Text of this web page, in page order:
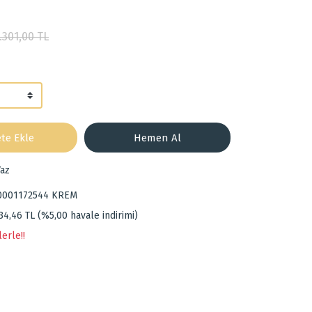
TL
Ekle Hemen Al
KREM
TL (%5,00 havale indirimi)